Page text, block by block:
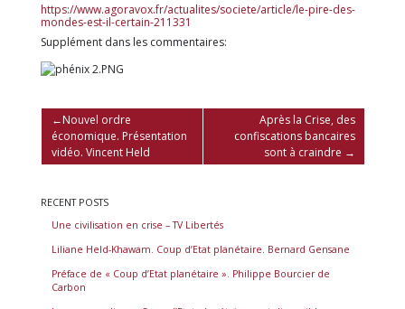
https://www.agoravox.fr/actualites/societe/article/le-pire-des-
mondes-est-il-certain-211331
Supplément dans les commentaires:
NAVIGATION
DE
L’ARTICLE
Nouvel ordre
économique. Présentation
vidéo. Vincent Held
Après la Crise, des
confiscations bancaires
sont à craindre
RECENT POSTS
Une civilisation en crise – TV Libertés
Liliane Held-Khawam. Coup d’Etat planétaire. Bernard Gensane
Préface de « Coup d’Etat planétaire ». Philippe Bourcier de
Carbon